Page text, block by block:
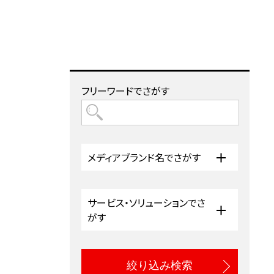
フリーワードでさがす
メディアブランド名でさがす
サービス・ソリューションでさ
がす